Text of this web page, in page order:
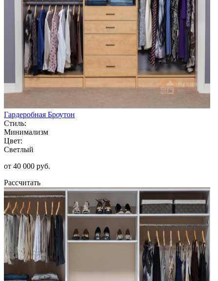
Гардеробная Броутон
Стиль:
Минимализм
Цвет:
Светлый
от 40 000 руб.
Рассчитать